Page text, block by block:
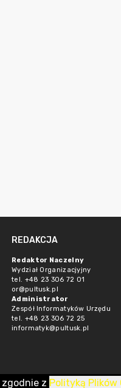
REDAKCJA
Redaktor Naczelny
Wydział Organizacjyjny
tel. +48 23 306 72 01
or@pultusk.pl
Administrator
Zespół Informatyków Urzędu
tel. +48 23 306 72 25
informatyk@pultusk.pl
z Polityką Plików